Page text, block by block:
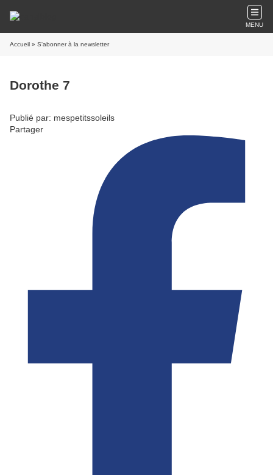
MENU
Accueil » S'abonner à la newsletter
Dorothe 7
Publié par: mespetitssoleils
Partager